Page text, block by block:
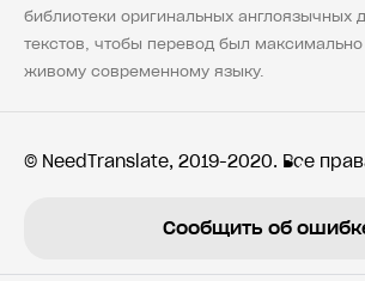
библиотеки оригинальных англоязычных
текстов, чтобы перевод был
живому современному языку.
© NeedTranslate, 2019-2020. Все
Сообщить об